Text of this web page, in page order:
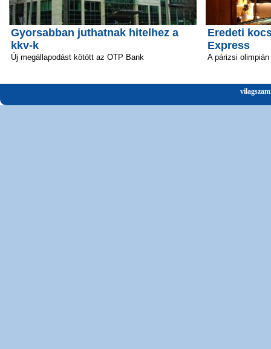
Gyorsabban juthatnak hitelhez a
kkv-k
Új megállapodást kötött az OTP Bank
Eredeti
Express
A párizsi olimpián